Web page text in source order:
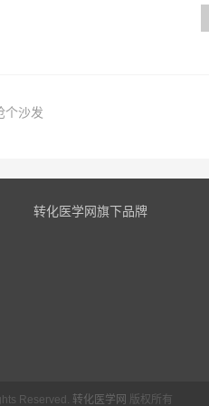
个沙发
转化医学网旗下品牌
Reserved. 转化医学网 版权所有